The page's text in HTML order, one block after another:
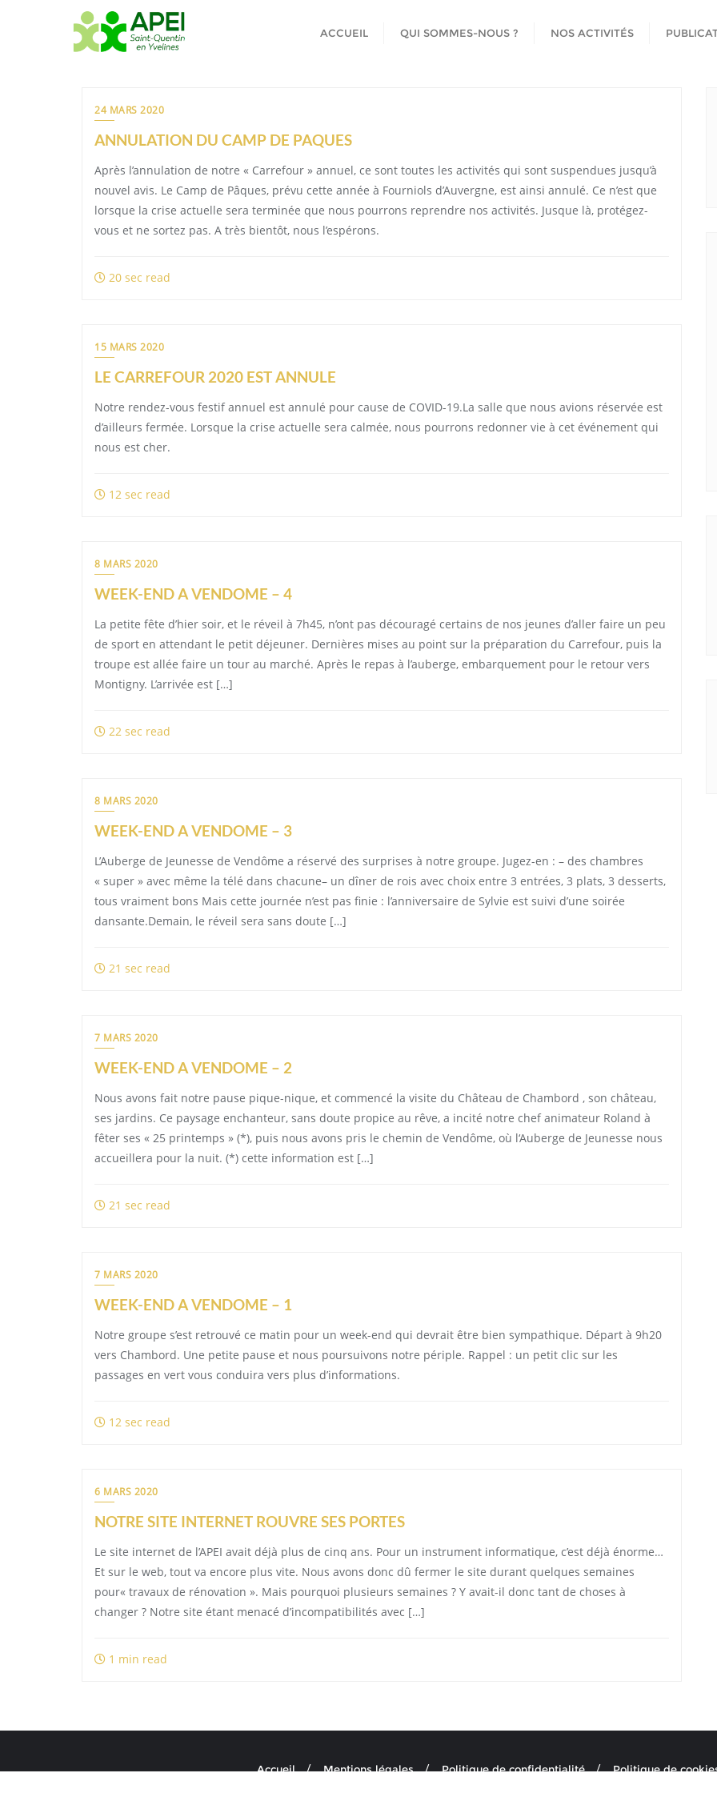
ACCUEIL QUI SOMMES-NOUS ? NOS ACTIVITÉS
24 MARS 2020
ANNULATION DU CAMP DE PAQUES
Après l’annulation de notre « Carrefour » annuel, ce sont toutes les activités qui sont suspendues jusqu’à
nouvel avis. Le Camp de Pâques, prévu cette année à Fourniols d’Auvergne, est ainsi annulé. Ce n’est que
lorsque la crise actuelle sera terminée que nous pourrons reprendre nos activités. Jusque là, protégez-
vous et ne sortez pas. A très bientôt, nous l’espérons.
20 sec read
15 MARS 2020
LE CARREFOUR 2020 EST ANNULE
Notre rendez-vous festif annuel est annulé pour cause de COVID-19.La salle que nous avions réservée est
d’ailleurs fermée. Lorsque la crise actuelle sera calmée, nous pourrons redonner vie à cet événement qui
nous est cher.
12 sec read
8 MARS 2020
WEEK-END A VENDOME – 4
La petite fête d’hier soir, et le réveil à 7h45, n’ont pas découragé certains de nos jeunes d’aller faire un peu
de sport en attendant le petit déjeuner. Dernières mises au point sur la préparation du Carrefour, puis la
troupe est allée faire un tour au marché. Après le repas à l’auberge, embarquement pour le retour vers
Montigny. L’arrivée est […]
22 sec read
8 MARS 2020
WEEK-END A VENDOME – 3
L’Auberge de Jeunesse de Vendôme a réservé des surprises à notre groupe. Jugez-en : – des chambres
« super » avec même la télé dans chacune– un dîner de rois avec choix entre 3 entrées, 3 plats, 3 desserts,
tous vraiment bons Mais cette journée n’est pas finie : l’anniversaire de Sylvie est suivi d’une soirée
dansante.Demain, le réveil sera sans doute […]
21 sec read
7 MARS 2020
WEEK-END A VENDOME – 2
Nous avons fait notre pause pique-nique, et commencé la visite du Château de Chambord , son château,
ses jardins. Ce paysage enchanteur, sans doute propice au rêve, a incité notre chef animateur Roland à
fêter ses « 25 printemps » (*), puis nous avons pris le chemin de Vendôme, où l‘Auberge de Jeunesse nous
accueillera pour la nuit. (*) cette information est […]
21 sec read
7 MARS 2020
WEEK-END A VENDOME – 1
Notre groupe s’est retrouvé ce matin pour un week-end qui devrait être bien sympathique. Départ à 9h20
vers Chambord. Une petite pause et nous poursuivons notre périple. Rappel : un petit clic sur les
passages en vert vous conduira vers plus d’informations.
12 sec read
6 MARS 2020
NOTRE SITE INTERNET ROUVRE SES PORTES
Le site internet de l’APEI avait déjà plus de cinq ans. Pour un instrument informatique, c’est déjà énorme…
Et sur le web, tout va encore plus vite. Nous avons donc dû fermer le site durant quelques semaines
pour« travaux de rénovation ». Mais pourquoi plusieurs semaines ? Y avait-il donc tant de choses à
changer ? Notre site étant menacé d’incompatibilités avec […]
1 min read
Accueil Mentions légales Politique de confidentialité Politique de